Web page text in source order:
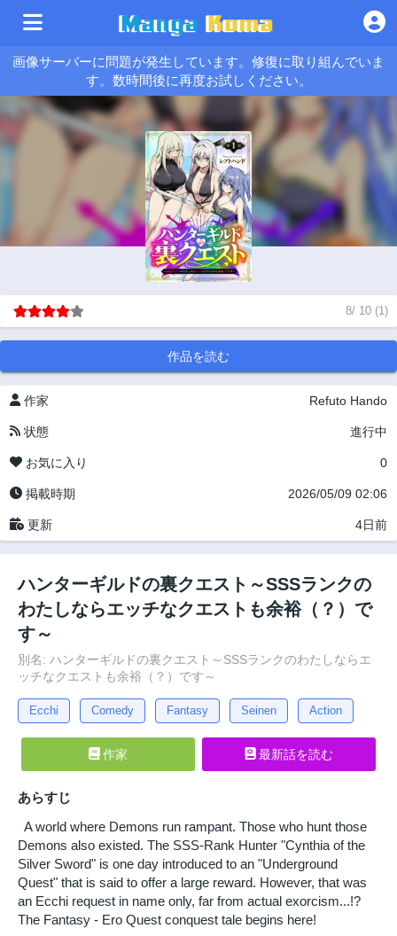
画像サーバーに問題が発生しています。修復に取り組んでいま
す。数時間後に再度お試しください。
8/ 10 (1)
作品を読む
作家 Refuto Hando
状態 進行中
お気に入り 0
掲載時期 2026/05/09 02:06
更新 4日前
ハンターギルドの裏クエスト～SSSランクの
わたしならエッチなクエストも余裕（？）で
す～
別名: ハンターギルドの裏クエスト～SSSランクのわたしならエ
ッチなクエストも余裕（？）です～
Ecchi Comedy Fantasy Seinen Action
作家 最新話を読む
あらすじ
A world where Demons run rampant. Those who hunt those
Demons also existed. The SSS-Rank Hunter "Cynthia of the
Silver Sword" is one day introduced to an "Underground
Quest" that is said to offer a large reward. However, that was
an Ecchi request in name only, far from actual exorcism...!?
The Fantasy - Ero Quest conquest tale begins here!